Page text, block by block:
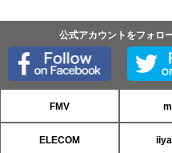
公式アカウントをフォロ
FMV
ELECOM